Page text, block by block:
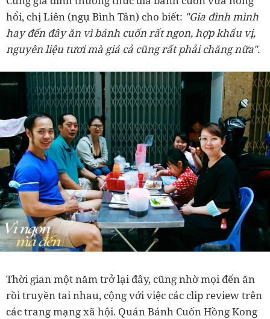
hổi, chị Liên (ngụ Bình Tân) cho biết: "Gia đình mình
hay đến đây ăn vì bánh cuốn rất ngon, hợp khẩu vị,
nguyên liệu tươi mà giá cả cũng rất phải chăng nữa".
Thời gian một năm trở lại đây, cũng nhờ mọi đến ăn
rồi truyền tai nhau, cộng với việc các clip review trên
các trang mạng xã hội. Quán Bánh Cuốn Hồng Kong